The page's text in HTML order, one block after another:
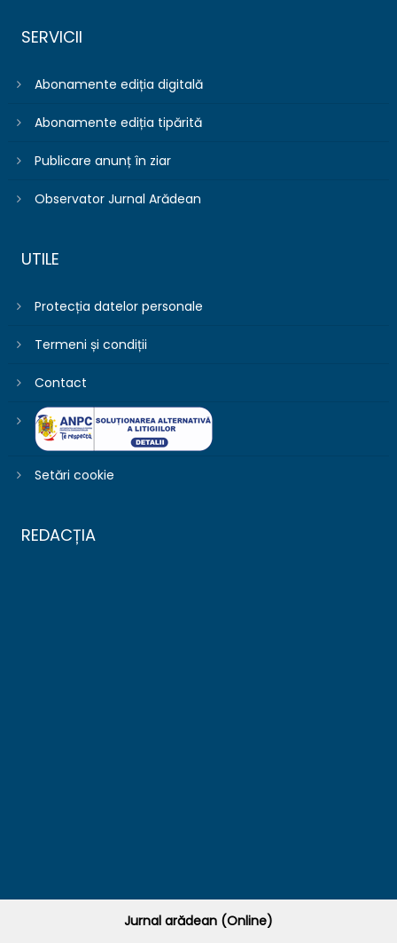
SERVICII
Abonamente ediția digitală
Abonamente ediția tipărită
Publicare anunț în ziar
Observator Jurnal Arădean
UTILE
Protecția datelor personale
Termeni și condiții
Contact
Setări cookie
REDACȚIA
Jurnal arădean (Online)